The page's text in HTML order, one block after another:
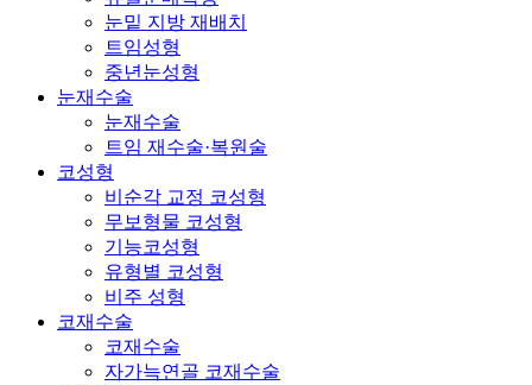
눈밑 지방 재배치
트임성형
중년눈성형
눈재수술
눈재수술
트임 재수술·복원술
코성형
비순각 교정 코성형
무보형물 코성형
기능코성형
유형별 코성형
비주 성형
코재수술
코재수술
자가늑연골 코재수술